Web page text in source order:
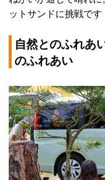
ットサンドに挑戦です
自然とのふれあ
のふれあい